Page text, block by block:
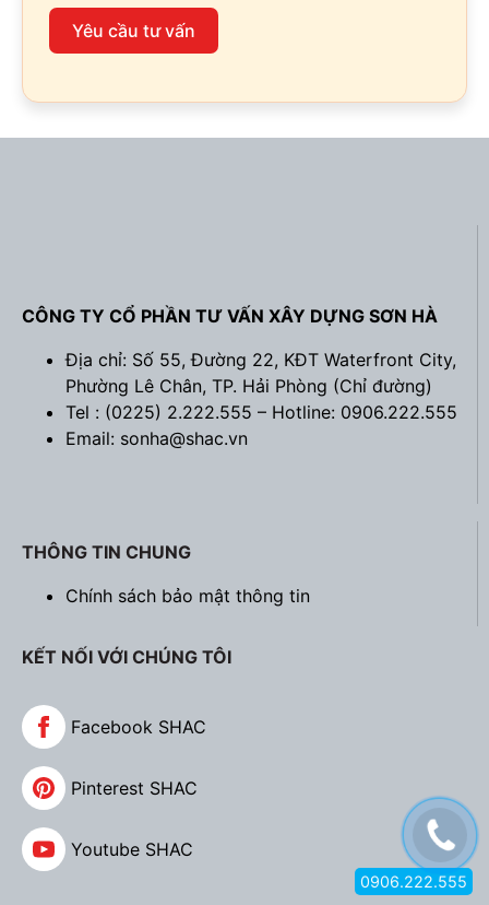
Yêu cầu tư vấn
CÔNG TY CỔ PHẦN TƯ VẤN XÂY DỰNG SƠN HÀ
Địa chỉ: Số 55, Đường 22, KĐT Waterfront City,
Phường Lê Chân, TP. Hải Phòng (Chỉ đường)
Tel : (0225) 2.222.555 – Hotline: 0906.222.555
Email: sonha@shac.vn
THÔNG TIN CHUNG
Chính sách bảo mật thông tin
KẾT NỐI VỚI CHÚNG TÔI
Facebook SHAC
Pinterest SHAC
Youtube SHAC
0906.222.555